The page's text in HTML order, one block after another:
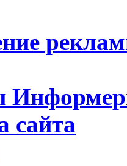
сайта